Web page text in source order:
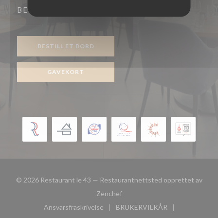
BESTILLING
BESTILL ET BORD
GAVEKORT
© 2026 Restaurant le 43 — Restaurantnettsted opprettet av
Zenchef((åpner i et nytt vindu))
Ansvarsfraskrivelse
((åpner i et nytt vindu))
BRUKERVILKÅR
((åpner i et nytt vindu))